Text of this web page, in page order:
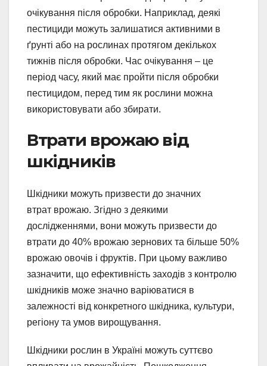
очікування після обробки. Наприклад, деякі
пестициди можуть залишатися активними в
ґрунті або на рослинах протягом декількох
тижнів після обробки. Час очікування – це
період часу, який має пройти після обробки
пестицидом, перед тим як рослини можна
використовувати або збирати.
Втрати врожаю від
шкідників
Шкідники можуть призвести до значних
втрат врожаю. Згідно з деякими
дослідженнями, вони можуть призвести до
втрати до 40% врожаю зернових та більше 50%
врожаю овочів і фруктів. При цьому важливо
зазначити, що ефективність заходів з контролю
шкідників може значно варіюватися в
залежності від конкретного шкідника, культури,
регіону та умов вирощування.
Шкідники рослин в Україні можуть суттєво